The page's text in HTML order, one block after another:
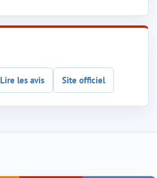
Lire les avis Site officiel